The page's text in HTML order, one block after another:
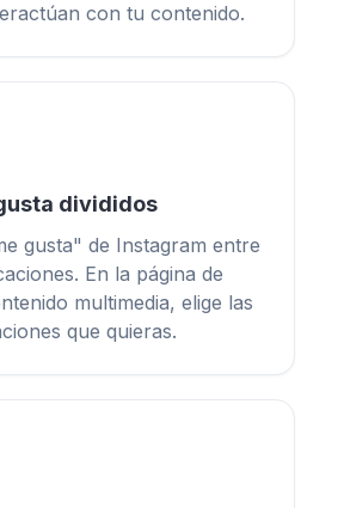
con tu contenido.
divididos
gusta" de Instagram entre
En la página de
multimedia, elige las
que quieras.